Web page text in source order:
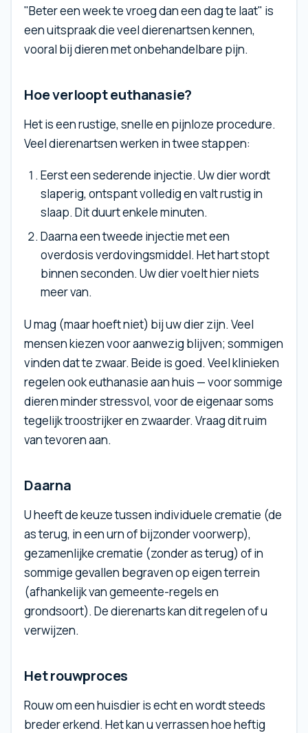
"Beter een week te vroeg dan een dag te laat" is
een uitspraak die veel dierenartsen kennen,
vooral bij dieren met onbehandelbare pijn.
Hoe verloopt euthanasie?
Het is een rustige, snelle en pijnloze procedure.
Veel dierenartsen werken in twee stappen:
Eerst een sederende injectie. Uw dier wordt
slaperig, ontspant volledig en valt rustig in
slaap. Dit duurt enkele minuten.
Daarna een tweede injectie met een
overdosis verdovingsmiddel. Het hart stopt
binnen seconden. Uw dier voelt hier niets
meer van.
U mag (maar hoeft niet) bij uw dier zijn. Veel
mensen kiezen voor aanwezig blijven; sommigen
vinden dat te zwaar. Beide is goed. Veel klinieken
regelen ook euthanasie aan huis — voor sommige
dieren minder stressvol, voor de eigenaar soms
tegelijk troostrijker en zwaarder. Vraag dit ruim
van tevoren aan.
Daarna
U heeft de keuze tussen individuele crematie (de
as terug, in een urn of bijzonder voorwerp),
gezamenlijke crematie (zonder as terug) of in
sommige gevallen begraven op eigen terrein
(afhankelijk van gemeente-regels en
grondsoort). De dierenarts kan dit regelen of u
verwijzen.
Het rouwproces
Rouw om een huisdier is echt en wordt steeds
breder erkend. Het kan u verrassen hoe heftig